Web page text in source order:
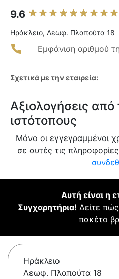
9.6
Ηράκλειο, Λεωφ. Πλαπούτα 18
Εμφάνιση αριθμού
Σχετικά με την εταιρεία:
Αξιολογήσεις
ιστότοπους
Μόνο οι εγγεγραμμένοι
σε αυτές τις
Αυτή είναι η
Συγχαρητήρια! Δείτε
πακέτο
Ηράκλειο
Λεωφ. Πλαπούτα 18